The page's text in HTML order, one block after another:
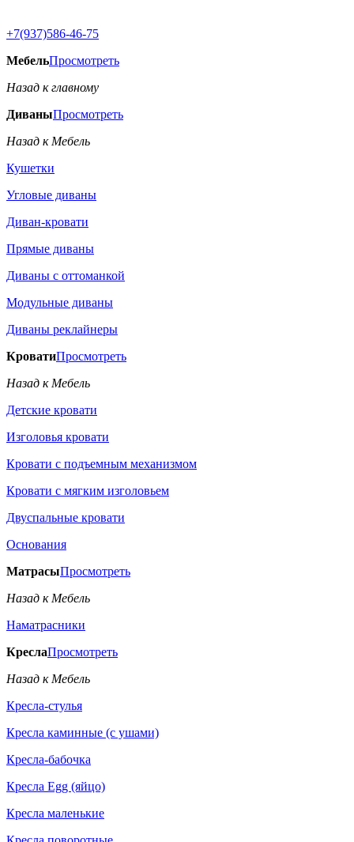
+7(937)586-46-75
МебельПросмотреть
Назад к главному
ДиваныПросмотреть
Назад к Мебель
Кушетки
Угловые диваны
Диван-кровати
Прямые диваны
Диваны с оттоманкой
Модульные диваны
Диваны реклайнеры
КроватиПросмотреть
Назад к Мебель
Детские кровати
Изголовья кровати
Кровати с подъемным механизмом
Кровати с мягким изголовьем
Двуспальные кровати
Основания
МатрасыПросмотреть
Назад к Мебель
Наматрасники
КреслаПросмотреть
Назад к Мебель
Кресла-стулья
Кресла каминные (с ушами)
Кресла-бабочка
Кресла Egg (яйцо)
Кресла маленькие